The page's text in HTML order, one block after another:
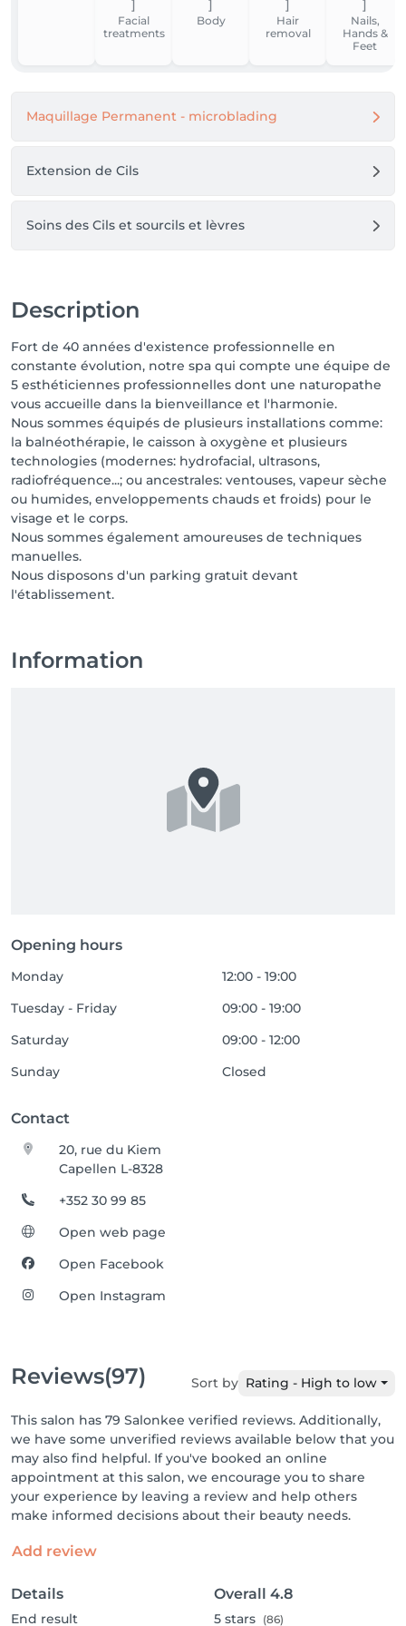
Facial
treatments
Body
Hair
removal
Nails,
Hands &
Feet
Maquillage Permanent - microblading
Extension de Cils
Soins des Cils et sourcils et lèvres
Description
Fort de 40 années d'existence professionnelle en
constante évolution, notre spa qui compte une équipe de
5 esthéticiennes professionnelles dont une naturopathe
vous accueille dans la bienveillance et l'harmonie.
Nous sommes équipés de plusieurs installations comme:
la balnéothérapie, le caisson à oxygène et plusieurs
technologies (modernes: hydrofacial, ultrasons,
radiofréquence...; ou ancestrales: ventouses, vapeur sèche
ou humides, enveloppements chauds et froids) pour le
visage et le corps.
Nous sommes également amoureuses de techniques
manuelles.
Nous disposons d'un parking gratuit devant
l'établissement.
Information
Opening hours
Monday
12:00 - 19:00
Tuesday - Friday
09:00 - 19:00
Saturday
09:00 - 12:00
Sunday
Closed
Contact
20, rue du Kiem
Capellen L-8328
+352 30 99 85
Open web page
Open Facebook
Open Instagram
Reviews(97) Sort by Rating - High to low
This salon has 79 Salonkee verified reviews. Additionally,
we have some unverified reviews available below that you
may also find helpful. If you've booked an online
appointment at this salon, we encourage you to share
your experience by leaving a review and help others
make informed decisions about their beauty needs.
Add review
Details
End result
Overall 4.8
5 stars (86)